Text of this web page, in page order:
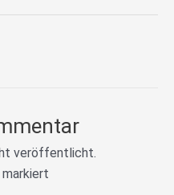
veröffentlicht.
markiert